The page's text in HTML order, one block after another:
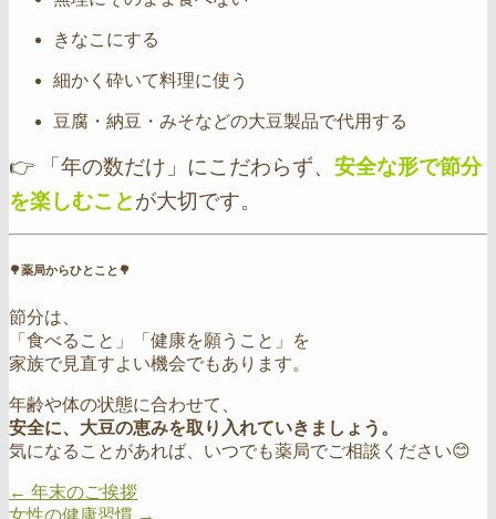
きなこにする
細かく砕いて料理に使う
豆腐・納豆・みそなどの大豆製品で代用する
👉 「年の数だけ」にこだわらず、 安全な形で節分
を楽しむことが大切です。
🌳薬局からひとこと🌳
節分は、
「食べること」「健康を願うこと」を
家族で見直すよい機会でもあります。
年齢や体の状態に合わせて、
安全に、大豆の恵みを取り入れていきましょう。
気になることがあれば、いつでも薬局でご相談ください😊
← 年末のご挨拶
女性の健康習慣 →